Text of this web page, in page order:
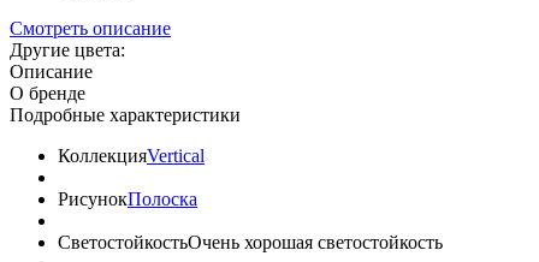
Смотреть описание
Другие цвета:
Описание
О бренде
Подробные характеристики
КоллекцияVertical
РисунокПолоска
СветостойкостьОчень хорошая светостойкость